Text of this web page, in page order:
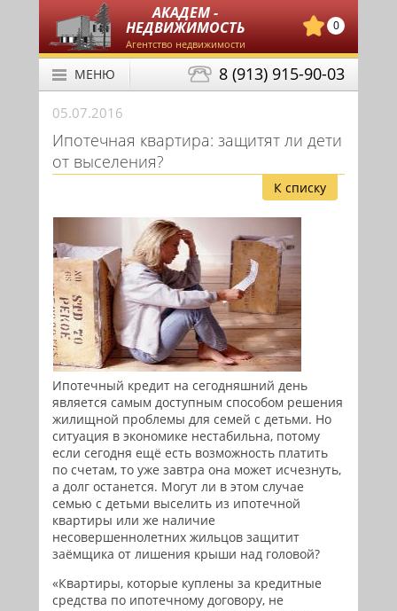
АКАДЕМ -
НЕДВИЖИМОСТЬ
Агентство недвижимости
0
8 (913) 915-90-03
МЕНЮ
05.07.2016
Ипотечная квартира: защитят ли дети
от выселения?
К списку
Ипотечный кредит на сегодняшний день
является самым доступным способом решения
жилищной проблемы для семей с детьми. Но
ситуация в экономике нестабильна, потому
если сегодня ещё есть возможность платить
по счетам, то уже завтра она может исчезнуть,
а долг останется. Могут ли в этом случае
семью с детьми выселить из ипотечной
квартиры или же наличие
несовершеннолетних жильцов защитит
заёмщика от лишения крыши над головой?
«Квартиры, которые куплены за кредитные
средства по ипотечному договору, не